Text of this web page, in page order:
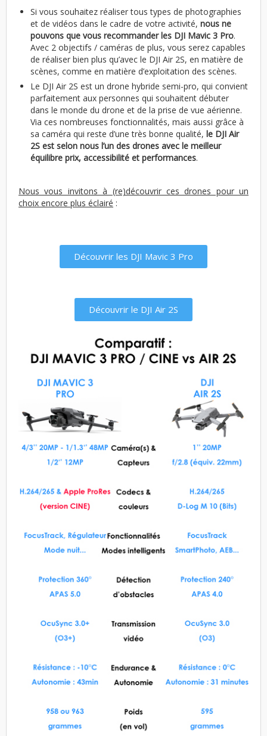
Si vous souhaitez réaliser tous types de photographies
et de vidéos dans le cadre de votre activité, nous ne
pouvons que vous recommander les DJI Mavic 3 Pro.
Avec 2 objectifs / caméras de plus, vous serez capables
de réaliser bien plus qu’avec le DJI Air 2S, en matière de
scènes, comme en matière d’exploitation des scènes.
Le DJI Air 2S est un drone hybride semi-pro, qui convient
parfaitement aux personnes qui souhaitent débuter
dans le monde du drone et de la prise de vue aérienne.
Via ces nombreuses fonctionnalités, mais aussi grâce à
sa caméra qui reste d’une très bonne qualité, le DJI Air
2S est selon nous l’un des drones avec le meilleur
équilibre prix, accessibilité et performances.
Nous vous invitons à (re)découvrir ces drones pour un
choix encore plus éclairé :
Découvrir les DJI Mavic 3 Pro
Découvrir le DJI Air 2S